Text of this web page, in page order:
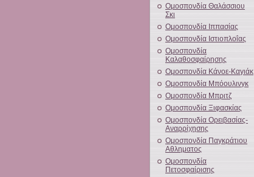
Ομοσπονδία Θαλάσσιου
Σκι
Ομοσπονδία Ιππασίας
Ομοσπονδία Ιστιοπλοΐας
Ομοσπονδία
Καλαθοσφαίρησης
Ομοσπονδία Κάνοε-Καγιάκ
Ομοσπονδία Μπόουλινγκ
Ομοσπονδία Μπριτζ
Ομοσπονδία Ξιφασκίας
Ομοσπονδία Ορειβασίας-
Αναρρίχησης
Ομοσπονδία Παγκράτιου
Αθληματος
Ομοσπονδία
Πετοσφαίρισης